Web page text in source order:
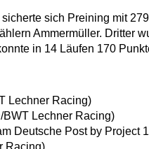
sich Preining mit
Ammermüller. Dritter
in 14 Läufen 170
Lechner Racing)
BWT Lechner Racing)
Deutsche Post by Project